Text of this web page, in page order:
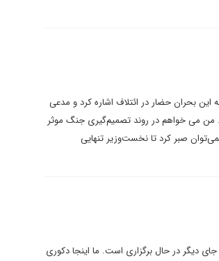
این بحران حضار در ائتلاف اشاره کرد و مدعی
می خواهم در روند تصمیم‌گیری جنگ موثر
صبر کرد تا نخست‌وزیر تنهایی
جای دیگر در حال برگزاری است. ما اینجا دکوری